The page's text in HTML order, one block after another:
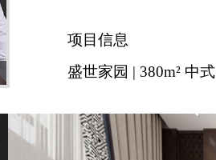
项目信息
盛世家园 | 380m² 中式